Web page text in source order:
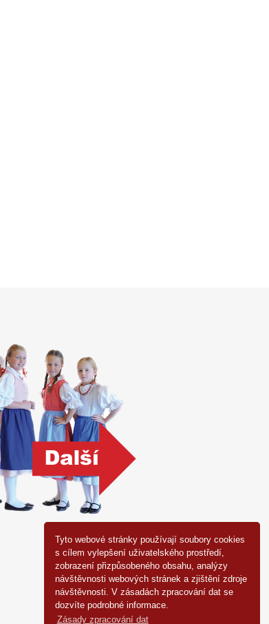
Tyto webové stránky používají soubory cookies
s cílem vylepšení uživatelského prostředí,
zobrazení přizpůsobeného obsahu, analýzy
návštěvnosti webových stránek a zjištění zdroje
návštěvnosti. V zásadách zpracování dat se
dozvíte podrobné informace.
Zásady zpracování dat